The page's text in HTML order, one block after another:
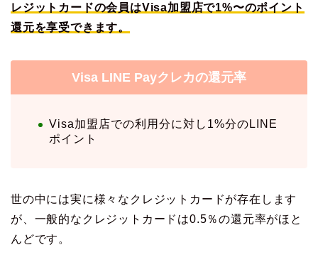
レジットカードの会員はVisa加盟店で1%〜のポイント
還元を享受できます。
Visa LINE Payクレカの還元率
Visa加盟店での利用分に対し1%分のLINE
ポイント
世の中には実に様々なクレジットカードが存在します
が、一般的なクレジットカードは0.5％の還元率がほと
んどです。